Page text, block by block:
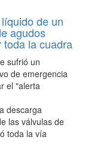
de un
agudos
toda la cuadra
sufrió un
de emergencia
el "alerta
descarga
las válvulas de
toda la vía